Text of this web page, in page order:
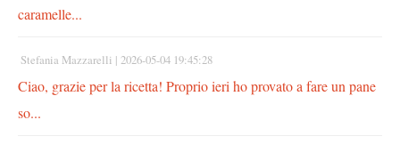
caramelle...
Stefania Mazzarelli | 2026-05-04 19:45:28
Ciao, grazie per la ricetta! Proprio ieri ho provato a fare un pane
so...